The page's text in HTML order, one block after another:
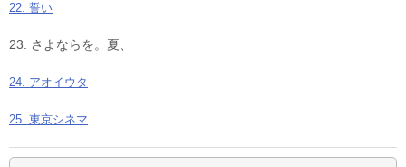
22. 誓い
23. さよならを。夏、
24. アオイウタ
25. 東京シネマ